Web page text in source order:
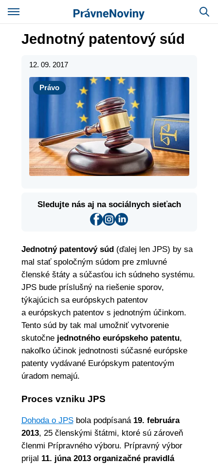
Jednotný patentový súd
12. 09. 2017
Právo
Právo
Sledujte nás aj na sociálnych sieťach
Jednotný patentový súd (ďalej len JPS) by sa
mal stať spoločným súdom pre zmluvné
členské štáty a súčasťou ich súdneho systému.
JPS bude príslušný na riešenie sporov,
týkajúcich sa európskych patentov
a európskych patentov s jednotným účinkom.
Tento súd by tak mal umožniť vytvorenie
skutočne jednotného európskeho patentu,
nakoľko účinok jednotnosti súčasné európske
patenty vydávané Európskym patentovým
úradom nemajú.
Proces vzniku JPS
Dohoda o JPSbola podpísaná 19. februára
2013, 25 členskými štátmi, ktoré sú zároveň
členmi Prípravného výboru. Prípravný výbor
prijal 11. júna 2013 organizačné pravidlá